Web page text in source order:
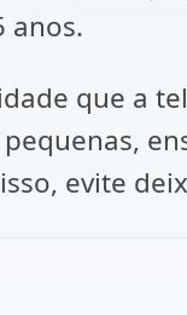
anos.
que a
evite